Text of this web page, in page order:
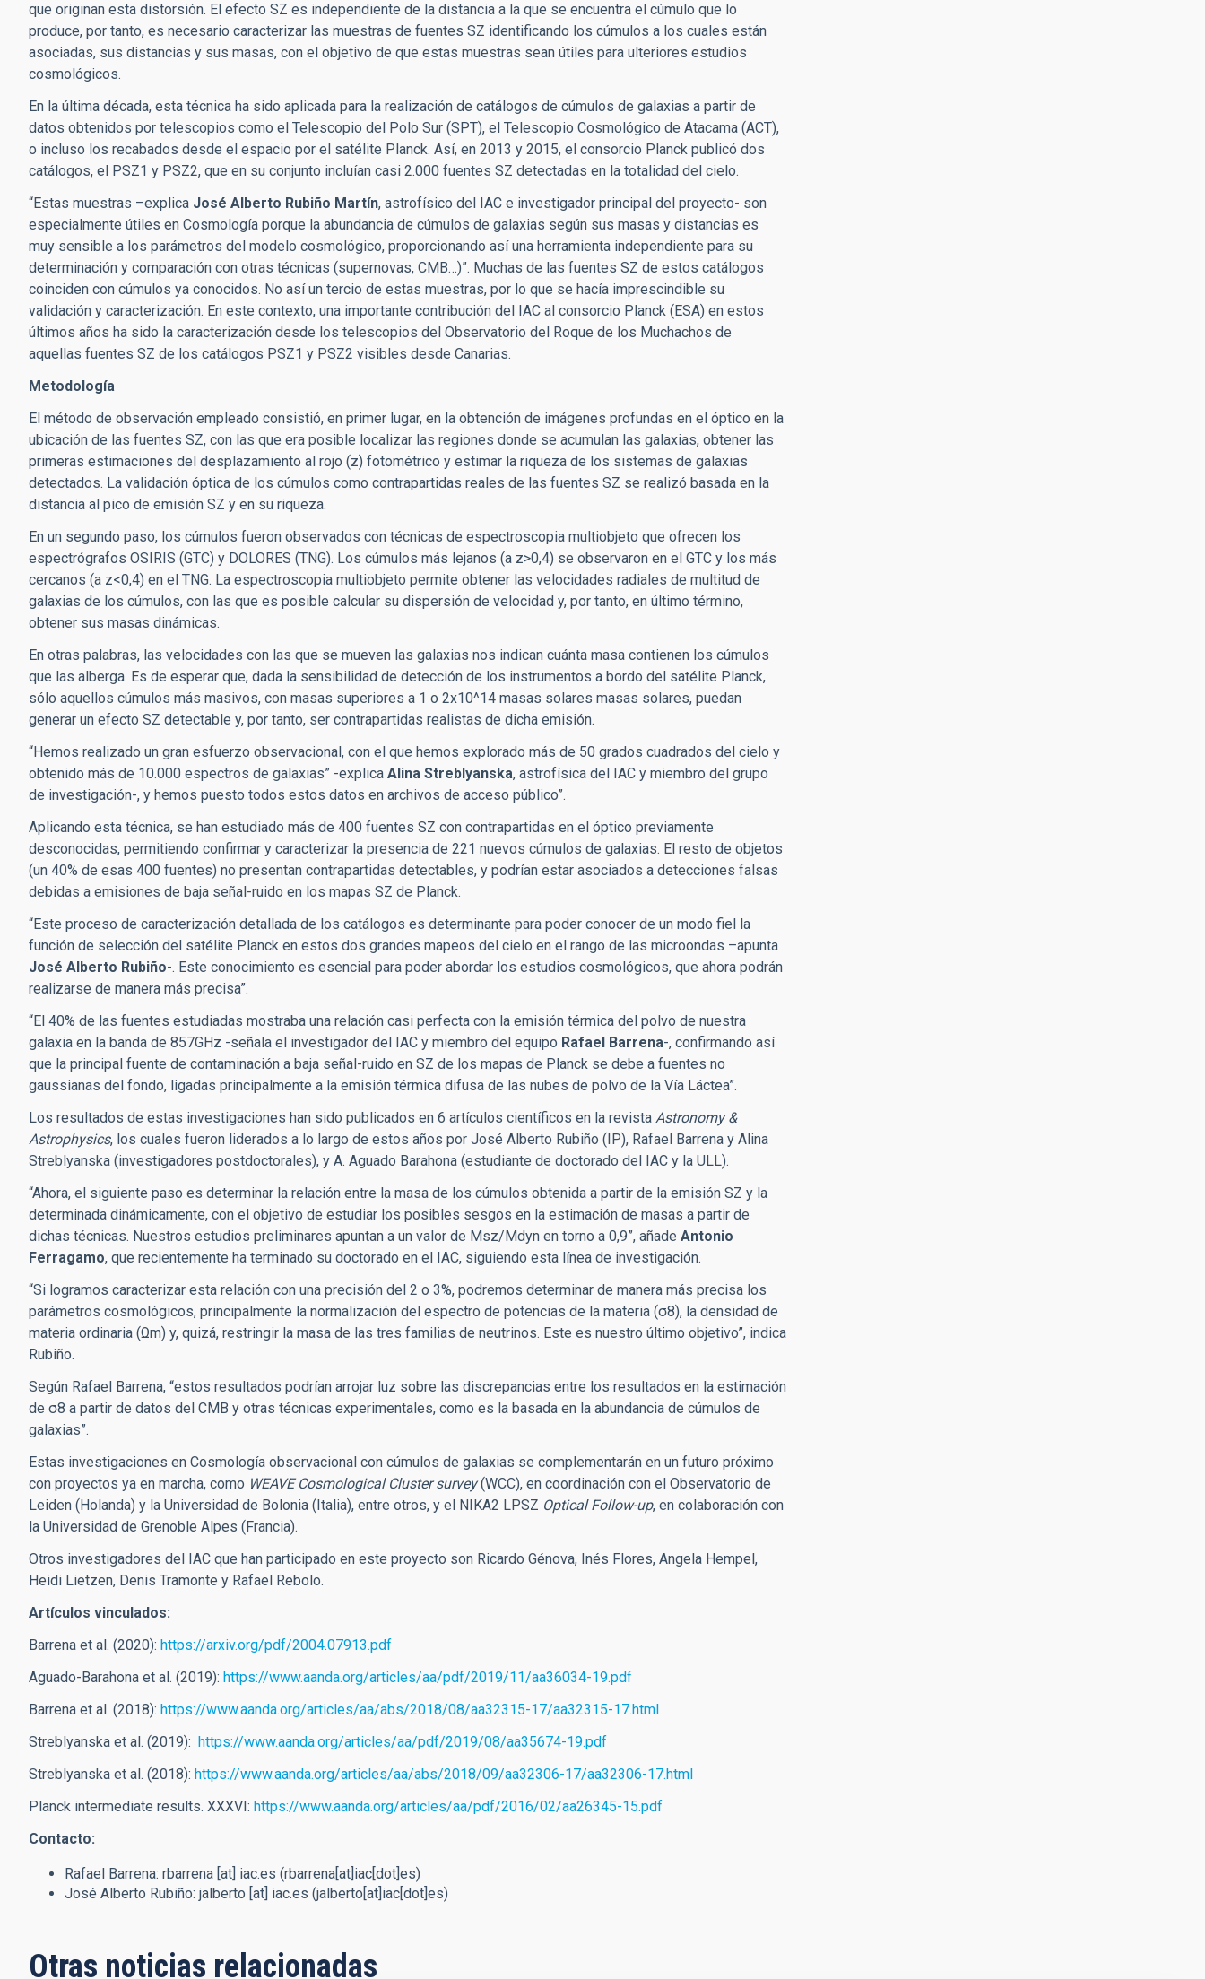
que originan esta distorsión. El efecto SZ es independiente de la distancia a la que se encuentra el cúmulo que lo
produce, por tanto, es necesario caracterizar las muestras de fuentes SZ identificando los cúmulos a los cuales están
asociadas, sus distancias y sus masas, con el objetivo de que estas muestras sean útiles para ulteriores estudios
cosmológicos.
En la última década, esta técnica ha sido aplicada para la realización de catálogos de cúmulos de galaxias a partir de
datos obtenidos por telescopios como el Telescopio del Polo Sur (SPT), el Telescopio Cosmológico de Atacama (ACT),
o incluso los recabados desde el espacio por el satélite Planck. Así, en 2013 y 2015, el consorcio Planck publicó dos
catálogos, el PSZ1 y PSZ2, que en su conjunto incluían casi 2.000 fuentes SZ detectadas en la totalidad del cielo.
“Estas muestras –explica José Alberto Rubiño Martín, astrofísico del IAC e investigador principal del proyecto- son
especialmente útiles en Cosmología porque la abundancia de cúmulos de galaxias según sus masas y distancias es
muy sensible a los parámetros del modelo cosmológico, proporcionando así una herramienta independiente para su
determinación y comparación con otras técnicas (supernovas, CMB…)”. Muchas de las fuentes SZ de estos catálogos
coinciden con cúmulos ya conocidos. No así un tercio de estas muestras, por lo que se hacía imprescindible su
validación y caracterización. En este contexto, una importante contribución del IAC al consorcio Planck (ESA) en estos
últimos años ha sido la caracterización desde los telescopios del Observatorio del Roque de los Muchachos de
aquellas fuentes SZ de los catálogos PSZ1 y PSZ2 visibles desde Canarias.
Metodología
El método de observación empleado consistió, en primer lugar, en la obtención de imágenes profundas en el óptico en la
ubicación de las fuentes SZ, con las que era posible localizar las regiones donde se acumulan las galaxias, obtener las
primeras estimaciones del desplazamiento al rojo (z) fotométrico y estimar la riqueza de los sistemas de galaxias
detectados. La validación óptica de los cúmulos como contrapartidas reales de las fuentes SZ se realizó basada en la
distancia al pico de emisión SZ y en su riqueza.
En un segundo paso, los cúmulos fueron observados con técnicas de espectroscopia multiobjeto que ofrecen los
espectrógrafos OSIRIS (GTC) y DOLORES (TNG). Los cúmulos más lejanos (a z>0,4) se observaron en el GTC y los más
cercanos (a z<0,4) en el TNG. La espectroscopia multiobjeto permite obtener las velocidades radiales de multitud de
galaxias de los cúmulos, con las que es posible calcular su dispersión de velocidad y, por tanto, en último término,
obtener sus masas dinámicas.
En otras palabras, las velocidades con las que se mueven las galaxias nos indican cuánta masa contienen los cúmulos
que las alberga. Es de esperar que, dada la sensibilidad de detección de los instrumentos a bordo del satélite Planck,
sólo aquellos cúmulos más masivos, con masas superiores a 1 o 2x10^14 masas solares masas solares, puedan
generar un efecto SZ detectable y, por tanto, ser contrapartidas realistas de dicha emisión.
“Hemos realizado un gran esfuerzo observacional, con el que hemos explorado más de 50 grados cuadrados del cielo y
obtenido más de 10.000 espectros de galaxias” -explica Alina Streblyanska, astrofísica del IAC y miembro del grupo
de investigación-, y hemos puesto todos estos datos en archivos de acceso público”.
Aplicando esta técnica, se han estudiado más de 400 fuentes SZ con contrapartidas en el óptico previamente
desconocidas, permitiendo confirmar y caracterizar la presencia de 221 nuevos cúmulos de galaxias. El resto de objetos
(un 40% de esas 400 fuentes) no presentan contrapartidas detectables, y podrían estar asociados a detecciones falsas
debidas a emisiones de baja señal-ruido en los mapas SZ de Planck.
“Este proceso de caracterización detallada de los catálogos es determinante para poder conocer de un modo fiel la
función de selección del satélite Planck en estos dos grandes mapeos del cielo en el rango de las microondas –apunta
José Alberto Rubiño-. Este conocimiento es esencial para poder abordar los estudios cosmológicos, que ahora podrán
realizarse de manera más precisa”.
“El 40% de las fuentes estudiadas mostraba una relación casi perfecta con la emisión térmica del polvo de nuestra
galaxia en la banda de 857GHz -señala el investigador del IAC y miembro del equipo Rafael Barrena-, confirmando así
que la principal fuente de contaminación a baja señal-ruido en SZ de los mapas de Planck se debe a fuentes no
gaussianas del fondo, ligadas principalmente a la emisión térmica difusa de las nubes de polvo de la Vía Láctea”.
Los resultados de estas investigaciones han sido publicados en 6 artículos científicos en la revista Astronomy &
Astrophysics, los cuales fueron liderados a lo largo de estos años por José Alberto Rubiño (IP), Rafael Barrena y Alina
Streblyanska (investigadores postdoctorales), y A. Aguado Barahona (estudiante de doctorado del IAC y la ULL).
“Ahora, el siguiente paso es determinar la relación entre la masa de los cúmulos obtenida a partir de la emisión SZ y la
determinada dinámicamente, con el objetivo de estudiar los posibles sesgos en la estimación de masas a partir de
dichas técnicas. Nuestros estudios preliminares apuntan a un valor de Msz/Mdyn en torno a 0,9”, añade Antonio
Ferragamo, que recientemente ha terminado su doctorado en el IAC, siguiendo esta línea de investigación.
“Si logramos caracterizar esta relación con una precisión del 2 o 3%, podremos determinar de manera más precisa los
parámetros cosmológicos, principalmente la normalización del espectro de potencias de la materia (σ8), la densidad de
materia ordinaria (Ωm) y, quizá, restringir la masa de las tres familias de neutrinos. Este es nuestro último objetivo”, indica
Rubiño.
Según Rafael Barrena, “estos resultados podrían arrojar luz sobre las discrepancias entre los resultados en la estimación
de σ8 a partir de datos del CMB y otras técnicas experimentales, como es la basada en la abundancia de cúmulos de
galaxias”.
Estas investigaciones en Cosmología observacional con cúmulos de galaxias se complementarán en un futuro próximo
con proyectos ya en marcha, como WEAVE Cosmological Cluster survey(WCC), en coordinación con el Observatorio de
Leiden (Holanda) y la Universidad de Bolonia (Italia), entre otros, y el NIKA2 LPSZ Optical Follow-up, en colaboración con
la Universidad de Grenoble Alpes (Francia).
Otros investigadores del IAC que han participado en este proyecto son Ricardo Génova, Inés Flores, Angela Hempel,
Heidi Lietzen, Denis Tramonte y Rafael Rebolo.
Artículos vinculados:
Barrena et al. (2020): https://arxiv.org/pdf/2004.07913.pdf
Aguado-Barahona et al. (2019): https://www.aanda.org/articles/aa/pdf/2019/11/aa36034-19.pdf
Barrena et al. (2018): https://www.aanda.org/articles/aa/abs/2018/08/aa32315-17/aa32315-17.html
Streblyanska et al. (2019): https://www.aanda.org/articles/aa/pdf/2019/08/aa35674-19.pdf
Streblyanska et al. (2018): https://www.aanda.org/articles/aa/abs/2018/09/aa32306-17/aa32306-17.html
Planck intermediate results. XXXVI: https://www.aanda.org/articles/aa/pdf/2016/02/aa26345-15.pdf
Contacto:
Rafael Barrena: rbarrena [at] iac.es (rbarrena[at]iac[dot]es)
José Alberto Rubiño: jalberto [at] iac.es (jalberto[at]iac[dot]es)
Otras noticias relacionadas